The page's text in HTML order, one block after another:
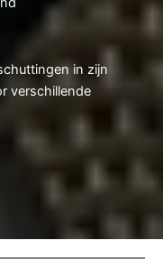
in zijn
verschillende